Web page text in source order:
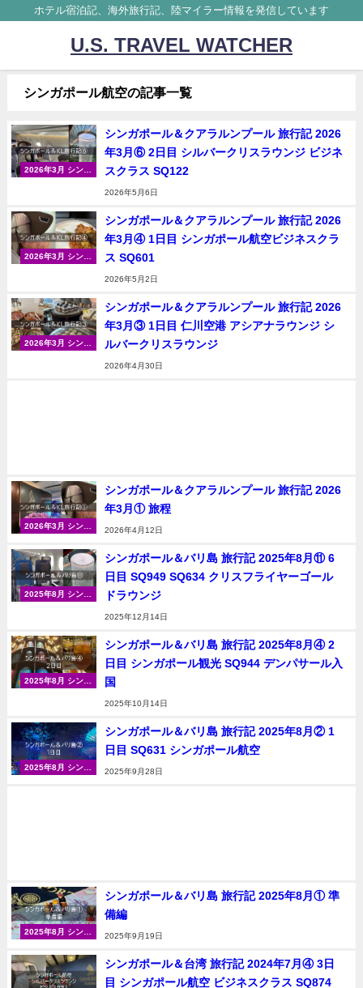
ホテル宿泊記、海外旅行記、陸マイラー情報を発信しています
U.S. TRAVEL WATCHER
シンガポール航空の記事一覧
2026年3月 シンガ
シンガポール＆クアラルンプール 旅行記 2026
年3月⑥ 2日目 シルバークリスラウンジ ビジネ
スクラス SQ122
2026年5月6日
2026年3月 シンガ
シンガポール＆クアラルンプール 旅行記 2026
年3月④ 1日目 シンガポール航空ビジネスクラ
ス SQ601
2026年5月2日
2026年3月 シンガ
シンガポール＆クアラルンプール 旅行記 2026
年3月③ 1日目 仁川空港 アシアナラウンジ シ
ルバークリスラウンジ
2026年4月30日
2026年3月 シンガ
ンプール
シンガポール＆クアラルンプール 旅行記 2026
年3月① 旅程
2026年4月12日
2025年8月 シンガ
シンガポール＆バリ島 旅行記 2025年8月⑪ 6
日目 SQ949 SQ634 クリスフライヤーゴール
ドラウンジ
2025年12月14日
2025年8月 シンガ
シンガポール＆バリ島 旅行記 2025年8月④ 2
日目 シンガポール観光 SQ944 デンパサール入
国
2025年10月14日
2025年8月 シンガ
シンガポール＆バリ島 旅行記 2025年8月② 1
日目 SQ631 シンガポール航空
2025年9月28日
2025年8月 シンガ
シンガポール＆バリ島 旅行記 2025年8月① 準
備編
2025年9月19日
シンガポール＆台湾 旅行記 2024年7月④ 3日
目 シンガポール航空 ビジネスクラス SQ874